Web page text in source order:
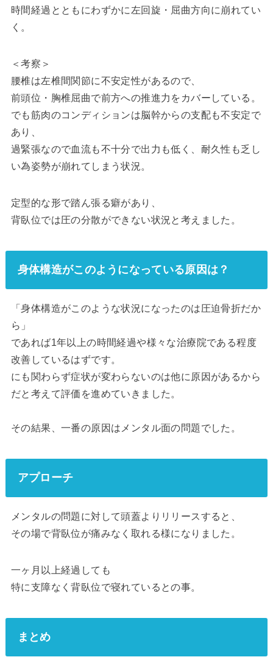
時間経過とともにわずかに左回旋・屈曲方向に崩れてい
く。
＜考察＞
腰椎は左椎間関節に不安定性があるので、
前頭位・胸椎屈曲で前方への推進力をカバーしている。
でも筋肉のコンディションは脳幹からの支配も不安定で
あり、
過緊張なので血流も不十分で出力も低く、耐久性も乏し
い為姿勢が崩れてしまう状況。
定型的な形で踏ん張る癖があり、
背臥位では圧の分散ができない状況と考えました。
身体構造がこのようになっている原因は？
「身体構造がこのような状況になったのは圧迫骨折だか
ら」
であれば1年以上の時間経過や様々な治療院である程度
改善しているはずです。
にも関わらず症状が変わらないのは他に原因があるから
だと考えて評価を進めていきました。
その結果、一番の原因はメンタル面の問題でした。
アプローチ
メンタルの問題に対して頭蓋よりリリースすると、
その場で背臥位が痛みなく取れる様になりました。
一ヶ月以上経過しても
特に支障なく背臥位で寝れているとの事。
まとめ